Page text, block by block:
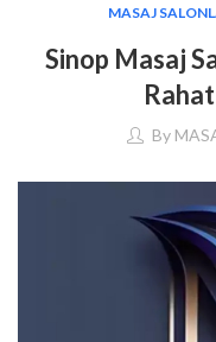
MASAJ
Sinop Masaj
By